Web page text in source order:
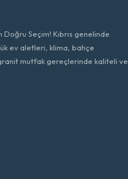
Doğru Seçim! Kıbrıs genelinde
ev aletleri, klima, bahçe
mutfak gereçlerinde kaliteli ve